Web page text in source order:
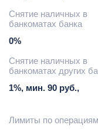
Снятие наличных в
банкоматах банка
0%
Снятие наличных в
банкоматах других
1%, мин. 90 руб.,
Лимиты по операциям